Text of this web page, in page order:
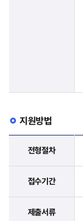
지원방법
전형절차
접수기간
제출서류